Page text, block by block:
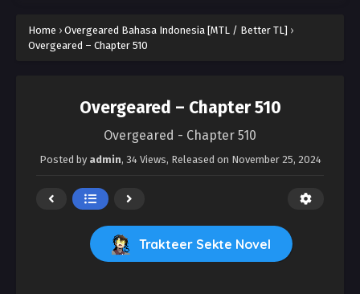
Home › Overgeared Bahasa Indonesia [MTL / Better TL] ›
Overgeared – Chapter 510
Overgeared – Chapter 510
Overgeared - Chapter 510
Posted by admin, 34 Views, Released on November 25, 2024
Trakteer Sekte Novel